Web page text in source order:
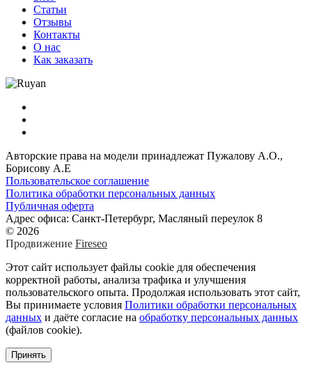
Статьи
Отзывы
Контакты
О нас
Как заказать
Авторские права на модели принадлежат Пужалову А.О.,
Борисову А.Е
Пользовательское соглашение
Политика обработки персональных данных
Публичная оферта
Адрес офиса: Санкт-Петербург, Масляный переулок 8
© 2026
Продвижение Fireseo
Этот сайт использует файлы cookie для обеспечения
корректной работы, анализа трафика и улучшения
пользовательского опыта. Продолжая использовать этот сайт,
Вы принимаете условия Политики обработки персональных
данных и даёте согласие на обработку персональных данных
(файлов cookie).
Принять